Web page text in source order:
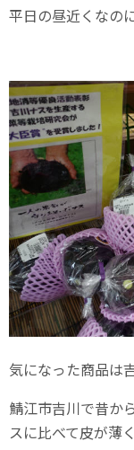
平日の昼近くなの
気になった商品は
鯖江市吉川で昔か
スに比べて皮が薄